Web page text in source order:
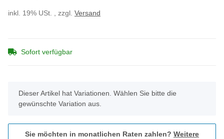
inkl. 19% USt. , zzgl. Versand
Sofort verfügbar
x
Dieser Artikel hat Variationen. Wählen Sie bitte die
gewünschte Variation aus.
Sie möchten in monatlichen Raten zahlen? Weitere